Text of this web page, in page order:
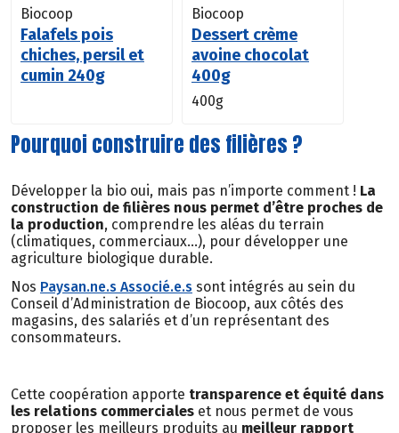
Biocoop
Falafels pois
chiches, persil et
cumin 240g
Biocoop
Dessert crème
avoine chocolat
400g
400g
Pourquoi construire des filières ?
Développer la bio oui, mais pas n’importe comment ! La
construction de filières nous permet d’être proches de
la production, comprendre les aléas du terrain
(climatiques, commerciaux…), pour développer une
agriculture biologique durable.
Nos Paysan.ne.s Associé.e.s sont intégrés au sein du
Conseil d’Administration de Biocoop, aux côtés des
magasins, des salariés et d’un représentant des
consommateurs.
Cette coopération apporte transparence et équité dans
les relations commerciales et nous permet de vous
proposer les meilleurs produits au meilleur rapport